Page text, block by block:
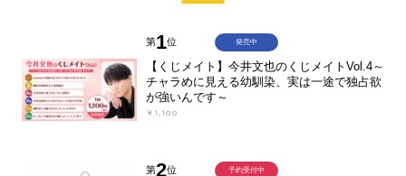
第1位
【くじメイト】今井文也のくじメイトVol.4～
チャラめに見える幼馴染、実は一途で独占欲
が強いんです～
￥1,100
発売中
第2位 予約受付中